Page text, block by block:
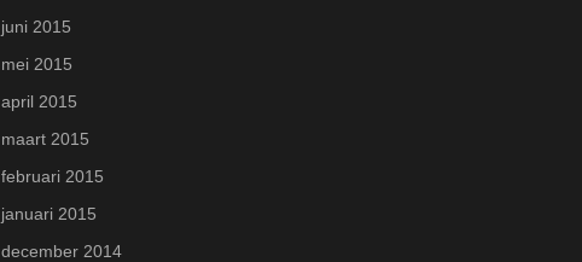
juni 2015
mei 2015
april 2015
maart 2015
februari 2015
januari 2015
december 2014